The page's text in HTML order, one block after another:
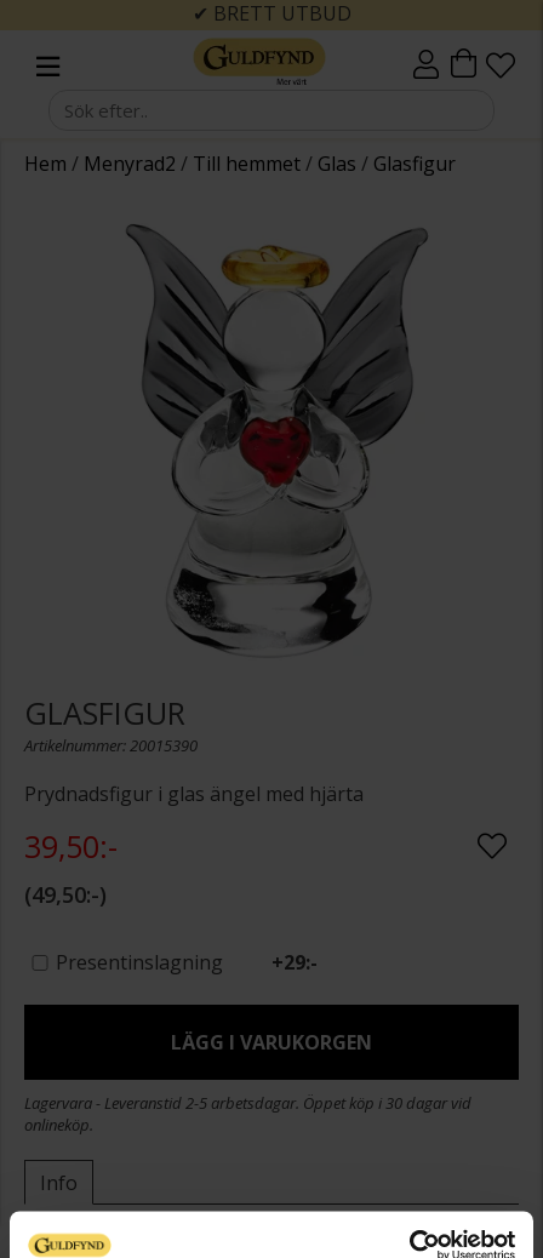
✔ BRETT UTBUD
Hem / Menyrad2 / Till hemmet/ Glas / Glasfigur
GLASFIGUR
Artikelnummer: 20015390
Prydnadsfigur i glas ängel med hjärta
39,50:-
49,50:-
Presentinslagning +29:-
LÄGG I VARUKORGEN
Lagervara - Leveranstid 2-5 arbetsdagar. Öppet köp i 30 dagar vid
onlineköp.
Info
Bredd ca (cm)